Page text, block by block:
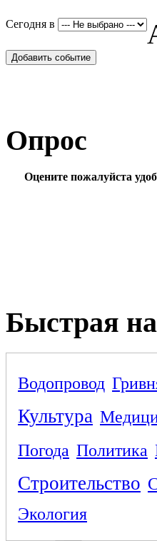
Сегодня в
Добавить событие
Опрос
Оцените пожалуйста
Быстрая
Водопровод
Культура
Погода Политика
Строительство
Экология